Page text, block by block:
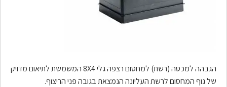
הגבהה למכסה (רשת) למחסום רצפה גלי 8X4 המשמשת לתיאום מדויק
של גוף המחסום לרשת העליונה הנמצאת בגובה פני הריצוף.